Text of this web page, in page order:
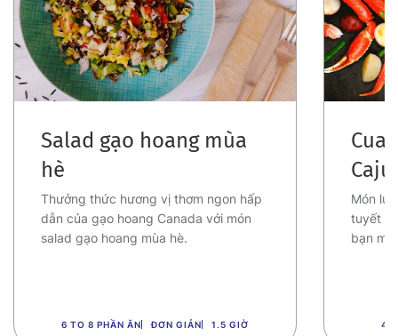
Salad gạo hoang mùa
hè
Thưởng thức hương vị thơm ngon hấp
dẫn của gạo hoang Canada với món
salad gạo hoang mùa hè.
6 TO 8 PHẦN ĂN ĐƠN GIẢN 1.5 GIỜ
Cua
Món
tuyết
bạn
4